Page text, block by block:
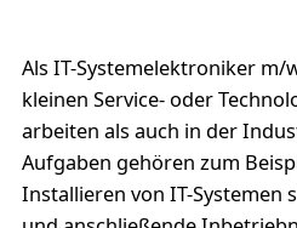
Als IT-Systemelektroniker
kleinen Service- oder
arbeiten als auch in der
Aufgaben gehören zum
Installieren von IT-Systemen